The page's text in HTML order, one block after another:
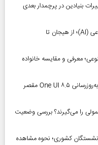
تغییرات بنیادین در پرچمدار بعدی
رشد خیره‌کننده بازار توکن‌های هوش مصنوعی (AI)؛ از هیجان تا
معرفی و مقایسه خانواده
بحران باتری در گوشی‌های سامسونگ؛ آیا به‌روزرسانی One UI ۸.۵ مقصر
را می‌گیرند؟ بررسی وضعیت
تومانی بازنشستگان کشوری؛ نحوه مشاهده